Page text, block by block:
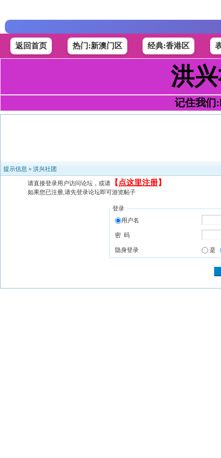
返回首页 热门:新澳门区 经典:香港区
洪
记住我们
提示信息 » 洪兴社团
请直接登录用户访问论坛，或请 【 点这里注册】
如果您已注册,请先登录论坛即可游览帖子
登录
用户名
密 码
隐身登录 是